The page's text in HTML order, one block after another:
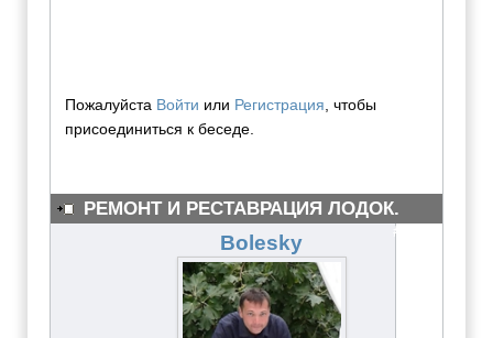
Пожалуйста Войти или Регистрация , чтобы
присоединиться к беседе.
РЕМОНТ И РЕСТАВРАЦИЯ ЛОДОК.
#5555
Bolesky